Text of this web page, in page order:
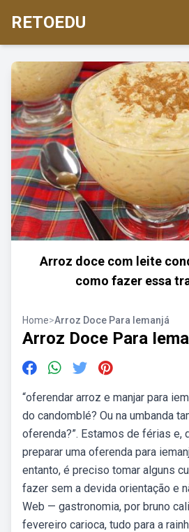
RETOEDU
Arroz doce com leite
como fazer essa
Home>Arroz Doce Para Iemanjá
Arroz Doce Para
“oferendar arroz e manjar para
do candomblé? Ou na umbanda
oferenda?”. Estamos de férias e,
preparar uma oferenda para
entanto, é preciso tomar alguns
fazer sem a devida orientação e
Web — gastronomia, por bruno
fevereiro carioca, tudo para a